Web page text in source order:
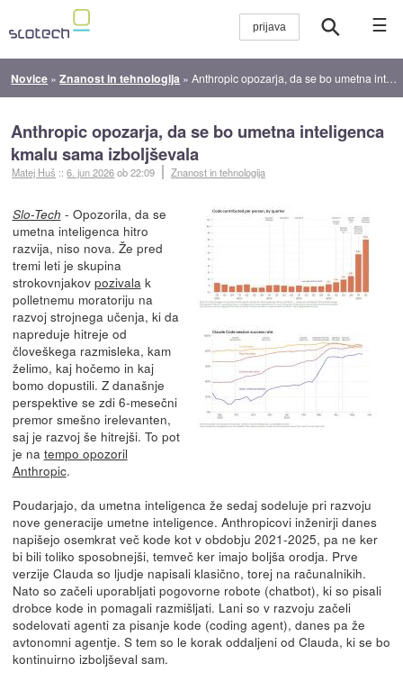
☰
Novice »Znanost in tehnologija »Anthropic opozarja, da se bo umetna inteligenca kmalu sama izboljševala
Anthropic opozarja, da se bo umetna inteligenca
kmalu sama izboljševala
Matej Huš ::6. jun 2026ob 22:09 Znanost in tehnologija
Slo-Tech - Opozorila, da se
umetna inteligenca hitro
razvija, niso nova. Že pred
tremi leti je skupina
strokovnjakov pozivala k
polletnemu moratoriju na
razvoj strojnega učenja, ki da
napreduje hitreje od
človeškega razmisleka, kam
želimo, kaj hočemo in kaj
bomo dopustili. Z današnje
perspektive se zdi 6-mesečni
premor smešno irelevanten,
saj je razvoj še hitrejši. To pot
je na tempo opozoril
Anthropic.
Poudarjajo, da umetna inteligenca že sedaj sodeluje pri razvoju
nove generacije umetne inteligence. Anthropicovi inženirji danes
napišejo osemkrat več kode kot v obdobju 2021-2025, pa ne ker
bi bili toliko sposobnejši, temveč ker imajo boljša orodja. Prve
verzije Clauda so ljudje napisali klasično, torej na računalnikih.
Nato so začeli uporabljati pogovorne robote (chatbot), ki so pisali
drobce kode in pomagali razmišljati. Lani so v razvoju začeli
sodelovati agenti za pisanje kode (coding agent), danes pa že
avtonomni agentje. S tem so le korak oddaljeni od Clauda, ki se bo
kontinuirno izboljševal sam.